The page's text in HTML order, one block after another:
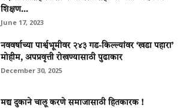
शिक्षण...
June 17, 2023
नववर्षाच्या पार्श्वभूमीवर २४३ गड-किल्ल्यांवर ‘खडा पहारा’
मोहीम, अपप्रवृत्ती रोखण्यासाठी पुढाकार
December 30, 2025
मद्य दुकाने चालू करणे समाजासाठी हितकारक !